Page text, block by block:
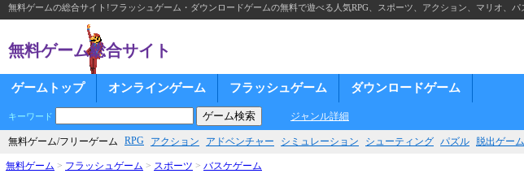
無料ゲームの総合サイト!フラッシュゲーム・ダウンロードゲームの無料で遊べる人気RPG、スポーツ、アクション、マリオ、パ
無料ゲーム総合サイト
ゲームトップ オンラインゲーム フラッシュゲーム ダウンロードゲーム
キーワード ジャンル詳細
無料ゲーム/フリーゲーム RPG アクション アドベンチャー シミュレーション シューティング パズル 脱出ゲーム
無料ゲーム > フラッシュゲーム > スポーツ > バスケゲーム